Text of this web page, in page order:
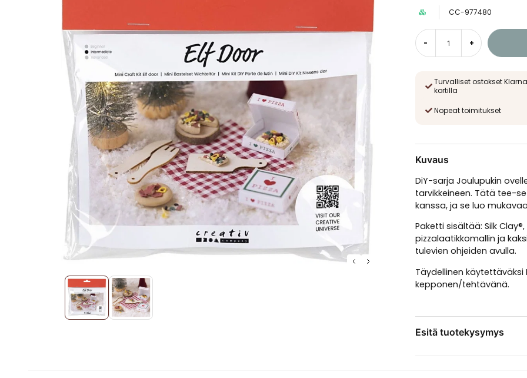
CC-977480
- +
Turvalliset ostokset
kortilla
Nopeat toimitukset
Kuvaus
DiY-sarja Joulupukin
tarvikkeineen. Tätä tee-
kanssa, ja se luo
Paketti sisältää: Silk
pizzalaatikkomallin ja
tulevien ohjeiden avulla.
Täydellinen käytettäväksi
kepponen/tehtävänä.
Esitä tuotekysymys